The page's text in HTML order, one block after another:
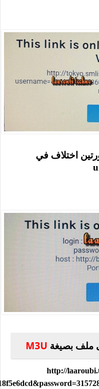
اختلاف في
ملف بصيغة M3U
http://